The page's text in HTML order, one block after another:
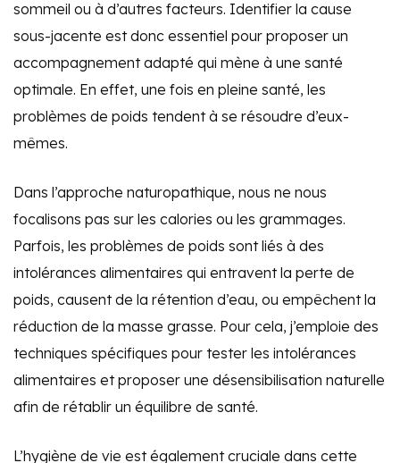
sommeil ou à d’autres facteurs. Identifier la cause
sous-jacente est donc essentiel pour proposer un
accompagnement adapté qui mène à une santé
optimale. En effet, une fois en pleine santé, les
problèmes de poids tendent à se résoudre d’eux-
mêmes.
Dans l’approche naturopathique, nous ne nous
focalisons pas sur les calories ou les grammages.
Parfois, les problèmes de poids sont liés à des
intolérances alimentaires qui entravent la perte de
poids, causent de la rétention d’eau, ou empêchent la
réduction de la masse grasse. Pour cela, j’emploie des
techniques spécifiques pour tester les intolérances
alimentaires et proposer une désensibilisation naturelle
afin de rétablir un équilibre de santé.
L’hygiène de vie est également cruciale dans cette